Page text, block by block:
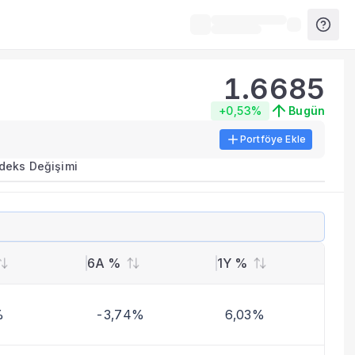
metrikleri listelenir.
benzer fonları inceleyebilirsiniz.
1.6685
+0,53% Bugün
Portföye Ekle
Değişimi
6A % 1Y %
-3,74% 6,03%